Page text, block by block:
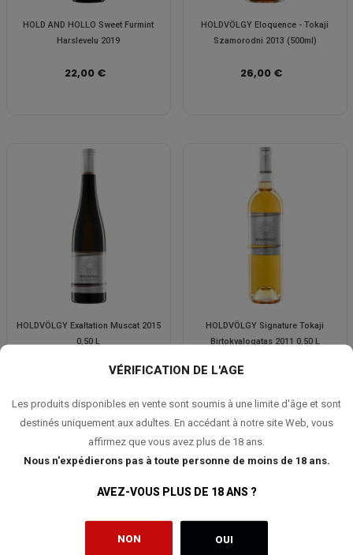
VÉRIFICATION DE L'AGE
Les produits disponibles en vente sont soumis à une limite d'âge et sont
destinés uniquement aux adultes. En accédant à notre site Web, vous
affirmez que vous avez plus de 18 ans.
Nous n'expédierons pas à toute personne de moins de 18 ans.
AVEZ-VOUS PLUS DE 18 ANS ?
NON OUI
HOLD AND HOLLO Sweet Furmint
Harslevelu 2019
22,00 €
HOLDVÖLGY Eloquence - Tokaji
Szamorodni 2013 (500ml)
26,00 €
HOLDVÖLGY Exaltation Muscat 2015
0,50 L
HOLDVÖLGY Signature Tokaji
Birtokvalogatas 2011 0,50 L
36,00 €